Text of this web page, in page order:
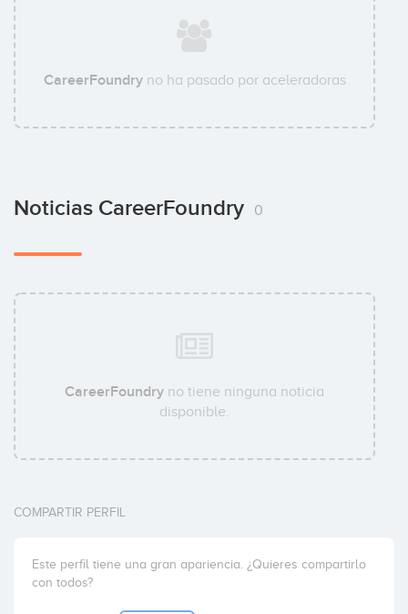
CareerFoundryno ha pasado por aceleradoras
Noticias CareerFoundry 0
CareerFoundry no tiene ninguna noticia
disponible.
COMPARTIR PERFIL
Este perfil tiene una gran apariencia. ¿Quieres compartirlo
con todos?